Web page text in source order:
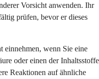
Vorsicht anwenden. Ihr
prüfen, bevor er dieses
einnehmen, wenn Sie eine
oder einen der Inhaltsstoffe
Reaktionen auf ähnliche